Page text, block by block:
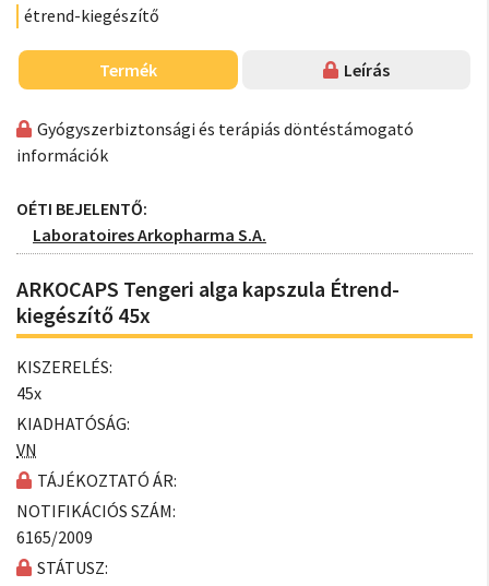
étrend-kiegészítő
Termék Leírás
Gyógyszerbiztonsági és terápiás döntéstámogató
információk
OÉTI BEJELENTŐ:
Laboratoires Arkopharma S.A.
ARKOCAPS Tengeri alga kapszula Étrend-
kiegészítő 45x
KISZERELÉS:
45x
KIADHATÓSÁG:
VN
TÁJÉKOZTATÓ ÁR:
NOTIFIKÁCIÓS SZÁM:
6165/2009
STÁTUSZ: